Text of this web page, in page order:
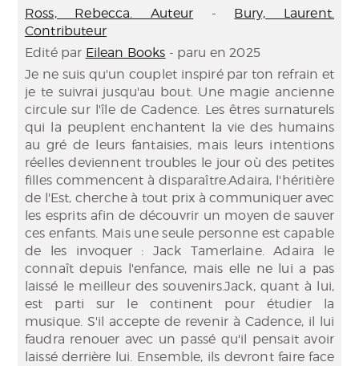
Ross, Rebecca. Auteur - Bury, Laurent.
Contributeur
Edité par Eilean Books - paru en 2025
Je ne suis qu'un couplet inspiré par ton refrain et
je te suivrai jusqu'au bout. Une magie ancienne
circule sur l'île de Cadence. Les êtres surnaturels
qui la peuplent enchantent la vie des humains
au gré de leurs fantaisies, mais leurs intentions
réelles deviennent troubles le jour où des petites
filles commencent à disparaître.Adaira, l'héritière
de l'Est, cherche à tout prix à communiquer avec
les esprits afin de découvrir un moyen de sauver
ces enfants. Mais une seule personne est capable
de les invoquer : Jack Tamerlaine. Adaira le
connaît depuis l'enfance, mais elle ne lui a pas
laissé le meilleur des souvenirs.Jack, quant à lui,
est parti sur le continent pour étudier la
musique. S'il accepte de revenir à Cadence, il lui
faudra renouer avec un passé qu'il pensait avoir
laissé derrière lui. Ensemble, ils devront faire face